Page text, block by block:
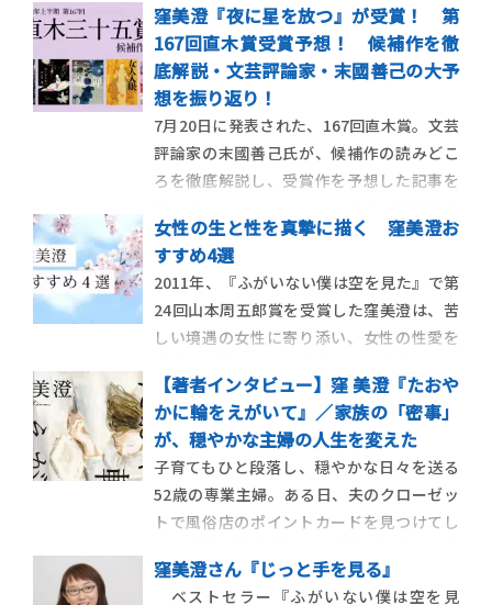
芸妓さん、といった程度の知識しかなかっ
たが、資料一式を受け取ったその日の夜
（資料を深く読み込んだわけではないの
に）、自分の小指を切り落とす夢を見て、
あぁ、これは逃げられない、と思ってしまっ
た。
窪美澄『夜に星を放つ』が受賞！ 第
167回直木賞受賞予想！ 候補作を徹
底解説・文芸評論家・末國善己の大予
想を振り返り！
7月20日に発表された、167回直木賞。文芸
評論家の末國善己氏が、候補作の読みどこ
ろを徹底解説し、受賞作を予想した記事を
『絞め殺しの樹』 2.窪美澄『夜に星を放
つ』 3.呉勝浩『爆弾』 4.永井紗耶子『女人
入眼』 5.深緑野分『スタッフロール』 【ま
ずは前 […]
女性の生と性を真摯に描く 窪美澄お
すすめ4選
2011年、『ふがいない僕は空を見た』で第
24回山本周五郎賞を受賞した窪美澄は、苦
しい境遇の女性に寄り添い、女性の性愛を
そんな著者のおすすめ小説4選を紹介しま
す。 『朱あかより赤く 高岡智ち照しょう
尼にの生涯』――12歳で舞妓見習いに出され、
花柳界、女優、社長夫 […]
【著者インタビュー】窪 美澄『たおや
かに輪をえがいて』／家族の「密事」
が、穏やかな主婦の人生を変えた
子育てもひと段落し、穏やかな日々を送る
52歳の専業主婦。ある日、夫のクローゼッ
トで風俗店のポイントカードを見つけてし
わっていく姿を描いた家族小説！ 【ポス
窪美澄さん『じっと手を見る』
ベストセラー『ふがいない僕は空を見